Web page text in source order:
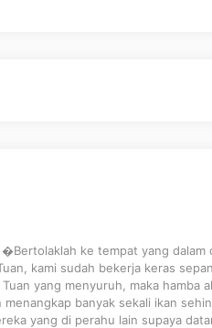
ke tempat yang
kami sudah bekerja keras
yang menyuruh, maka hamba
menangkap banyak sekali ikan
yang di perahu lain supaya